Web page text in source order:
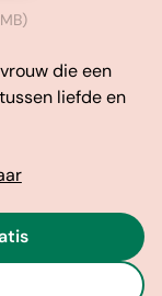
die een
liefde en